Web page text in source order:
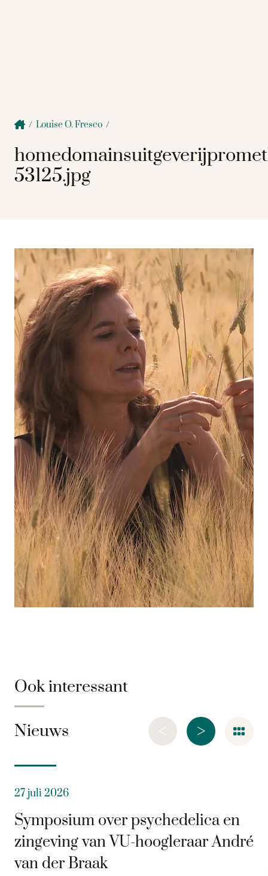
/ Louise O. Fresco /
53125.jpg
Ook interessant
Nieuws >
<
27 juli 2026
Symposium over psychedelica en
zingeving van VU-hoogleraar André
van der Braak